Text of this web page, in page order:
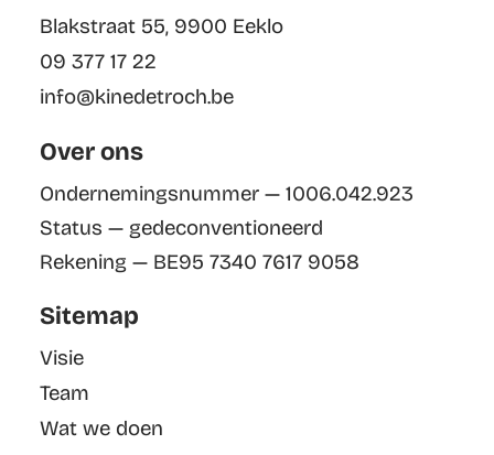
Blakstraat 55, 9900 Eeklo
09 377 17 22
info@kinedetroch.be
Over ons
Ondernemingsnummer — 1006.042.923
Status — gedeconventioneerd
Rekening — BE95 7340 7617 9058
Sitemap
Visie
Team
Wat we doen